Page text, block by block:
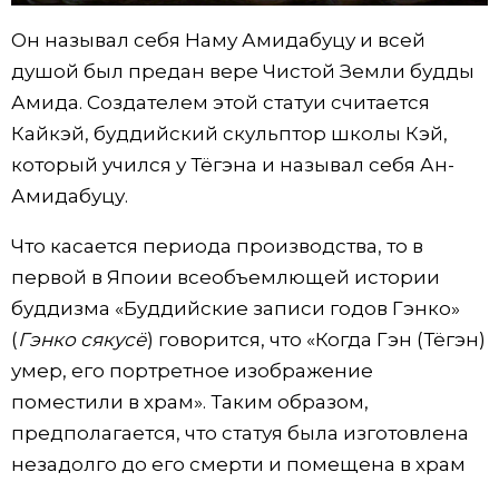
Он называл себя Наму Амидабуцу и всей
душой был предан вере Чистой Земли будды
Амида. Создателем этой статуи считается
Кайкэй, буддийский скульптор школы Кэй,
который учился у Тёгэна и называл себя Ан-
Амидабуцу.
Что касается периода производства, то в
первой в Япоии всеобъемлющей истории
буддизма «Буддийские записи годов Гэнко»
(Гэнко сякусё) говорится, что «Когда Гэн (Тёгэн)
умер, его портретное изображение
поместили в храм». Таким образом,
предполагается, что статуя была изготовлена ​​
незадолго до его смерти и помещена в храм